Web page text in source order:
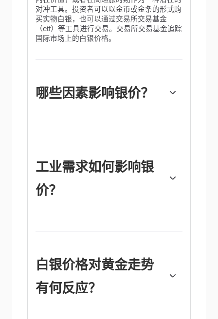
对冲工具。投资者可以以金币或金条的形式购
买实物白银，也可以通过交易所交易基金
（etf）等工具进行交易。交易所交易基金追踪
国际市场上的白银价格。
哪些因素影响银价？
利率的降低而上涨。它的变动还取决于美元
（USD）的表现，因为资产是以美元
（XAG/USD）定价的。美元走强往往会抑制
银价上涨，而美元走弱则可能会推高银价。其
工业需求如何影响银
价？
国、中国和印度经济的动态也可能导致价格波
动：对于美国，尤其是中国，它们的大型工业
部门在各种工艺中使用白银；在印度，消费者
对黄金珠宝的需求也在决定金价方面发挥了关
白银价格对黄金走势
有何反应？